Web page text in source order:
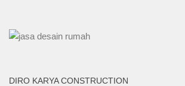
DIRO KARYA CONSTRUCTION